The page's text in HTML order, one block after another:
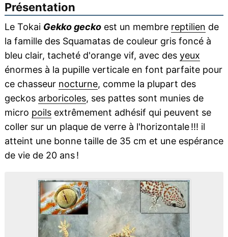
Présentation
Le Tokai Gekko geckoest un membre reptilien de
la famille des Squamatas de couleur gris foncé à
bleu clair, tacheté d'orange vif, avec des yeux
énormes à la pupille verticale en font parfaite pour
ce chasseur nocturne, comme la plupart des
geckos arboricoles, ses pattes sont munies de
micro poilsextrêmement adhésif qui peuvent se
coller sur un plaque de verre à l'horizontale !!! il
atteint une bonne taille de 35 cm et une espérance
de vie de 20 ans !